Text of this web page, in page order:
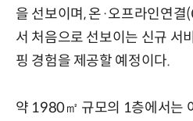
을 선보이며, 온·오프라인연결
서 처음으로 선보이는 신규 서
핑 경험을 제공할 예정이다.
약 1980㎡ 규모의 1층에서는